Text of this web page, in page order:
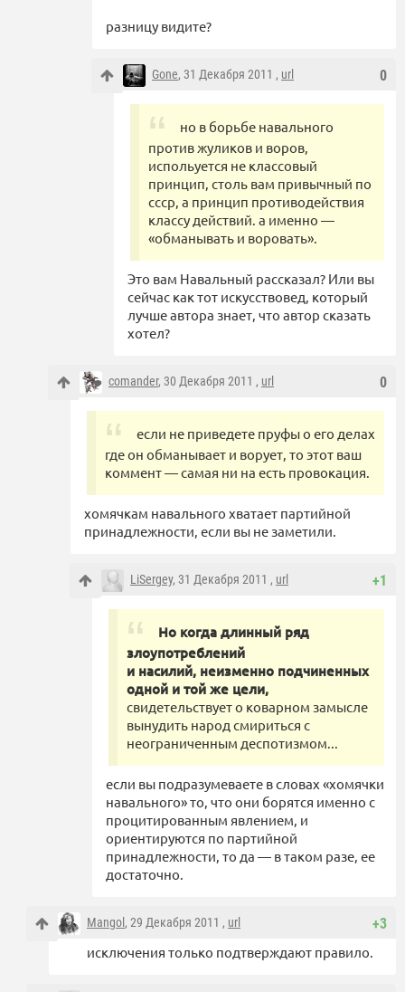
разницу видите?
0
Gone, 31 Декабря 2011 , url
но в борьбе навального
против жуликов и воров,
испольуется не классовый
принцип, столь вам привычный по
ссср, а принцип противодействия
классу действий. а именно —
«обманывать и воровать».
Это вам Навальный рассказал? Или вы
сейчас как тот искусствовед, который
лучше автора знает, что автор сказать
хотел?
0
comander, 30 Декабря 2011 , url
если не приведете пруфы о его делах
где он обманывает и ворует, то этот ваш
коммент — самая ни на есть провокация.
хомячкам навального хватает партийной
принадлежности, если вы не заметили.
+1
LiSergey, 31 Декабря 2011 , url
Но когда длинный ряд
злоупотреблений
и насилий, неизменно подчиненных
одной и той же цели,
свидетельствует о коварном замысле
вынудить народ смириться с
неограниченным деспотизмом...
если вы подразумеваете в словах «хомячки
навального» то, что они борятся именно с
процитированным явлением, и
ориентируются по партийной
принадлежности, то да — в таком разе, ее
достаточно.
+3
Mangol , 29 Декабря 2011 , url
исключения только подтверждают правило.